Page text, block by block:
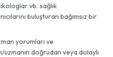
vb. sağlık
buluşturan bağımsız bir
yorumları ve
doğrudan veya dolaylı